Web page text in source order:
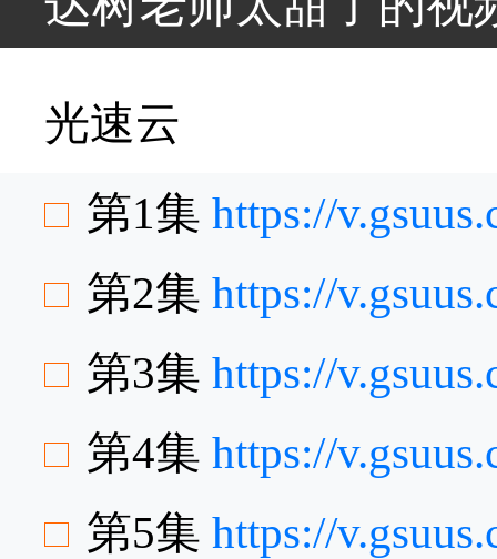
光速云
第1集 https://
第2集 https://
第3集 https://
第4集 https://
第5集 https://